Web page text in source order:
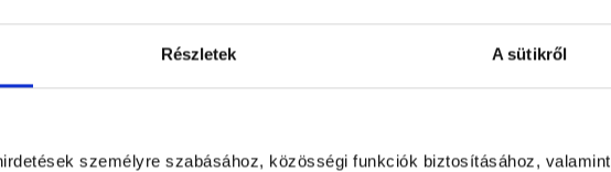
Részletek A sütikről
személyre szabásához, közösségi funkciók biztosításához, valamint